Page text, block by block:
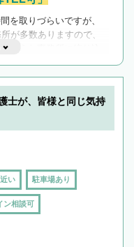
を取りづらいですが、
が多数ありますので、
ような事務所に絞り込
条件
索
士が、皆様と同じ気持
い 駐車場あり
ン相談可